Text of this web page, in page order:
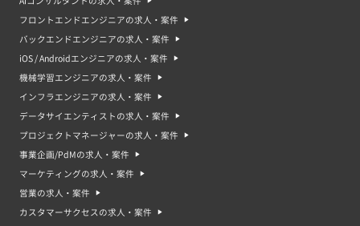
フロントエンドエンジニアの求人・案件
バックエンドエンジニアの求人・案件
iOS / Androidエンジニアの求人・案件
機械学習エンジニアの求人・案件
インフラエンジニアの求人・案件
データサイエンティストの求人・案件
プロジェクトマネージャーの求人・案件
事業企画/PdMの求人・案件
マーケティングの求人・案件
営業の求人・案件
カスタマーサクセスの求人・案件